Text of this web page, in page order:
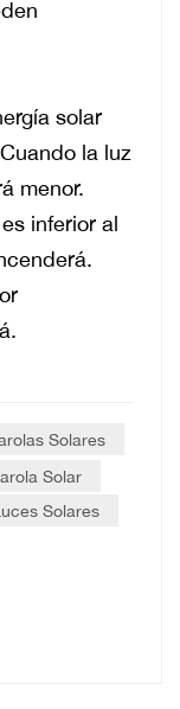
solar
la luz
menor.
inferior al
Solares
Solar
Solares